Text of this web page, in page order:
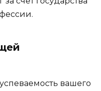
вашего